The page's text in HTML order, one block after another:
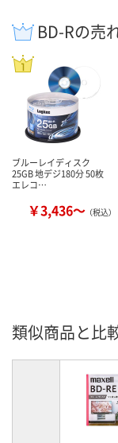
BD-Rの売
ブルーレイディスク
25GB 地デジ180分 50枚
エレコ…
￥3,436～ （税込）
類似商品と比